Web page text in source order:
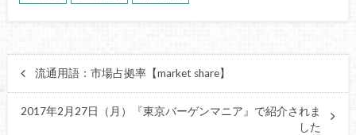
流通用語：市場占拠率【market share】
2017年2月27日（月）『東京バーゲンマニア』で紹介されま
した